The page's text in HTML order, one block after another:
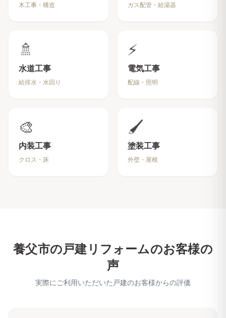
木工事・構造
ガス配管・給湯器
🚿
水道工事
給排水・水回り
⚡
電気工事
配線・照明
🎨
内装工事
クロス・床
🖌️
塗装工事
外壁・屋根
養父市の戸建リフォームのお客様の
声
実際にご利用いただいた戸建のお客様からの評価